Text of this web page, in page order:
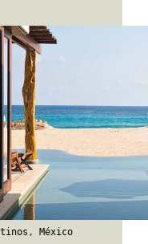
, México
cada semana
las guías más